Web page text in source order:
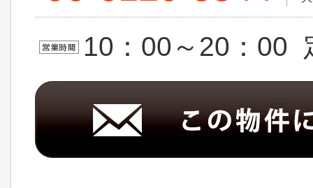
10：00～20：00